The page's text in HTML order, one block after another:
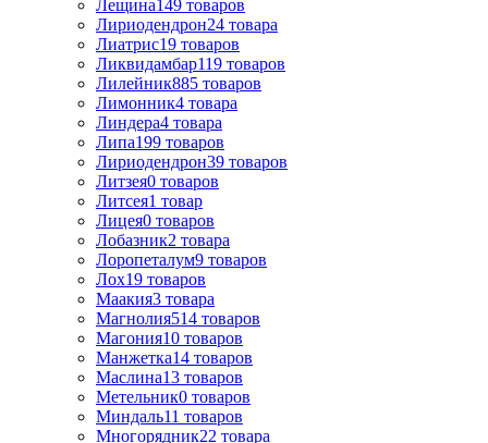
Лещина149 товаров
Лиpиодендpон24 товара
Лиатрис19 товаров
Ликвидамбар119 товаров
Лилейник885 товаров
Лимонник4 товара
Линдера4 товара
Липа199 товаров
Лириодендрон39 товаров
Литзея0 товаров
Литсея1 товар
Лицея0 товаров
Лобазник2 товара
Лоропеталум9 товаров
Лох19 товаров
Маакия3 товара
Магнолия514 товаров
Магония10 товаров
Манжетка14 товаров
Маслина13 товаров
Метельник0 товаров
Миндаль11 товаров
Многорядник22 товара